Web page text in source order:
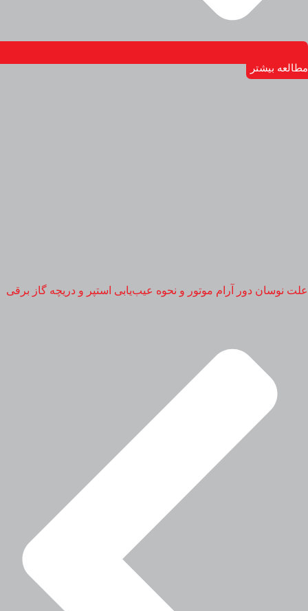
مطالعه بیشتر
علت نوسان دور آرام موتور و نحوه عیب‌یابی استپر و دریچه گاز برقی